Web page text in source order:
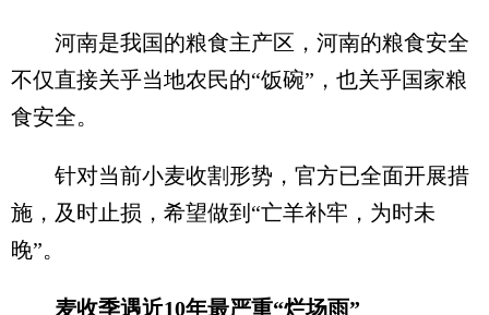
河南是我国的粮食主产区，河南的粮食安全
不仅直接关乎当地农民的“饭碗”，也关乎国家粮
食安全。
针对当前小麦收割形势，官方已全面开展措
施，及时止损，希望做到“亡羊补牢，为时未
晚”。
麦收季遇近10年最严重“烂场雨”